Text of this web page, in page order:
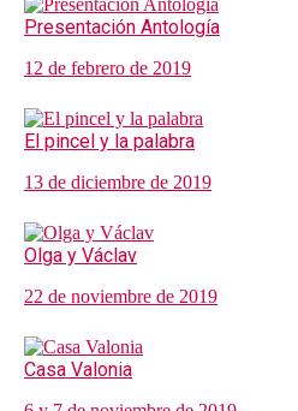
Presentación Antología
12 de febrero de 2019
El pincel y la palabra
13 de diciembre de 2019
Olga y Václav
22 de noviembre de 2019
Casa Valonia